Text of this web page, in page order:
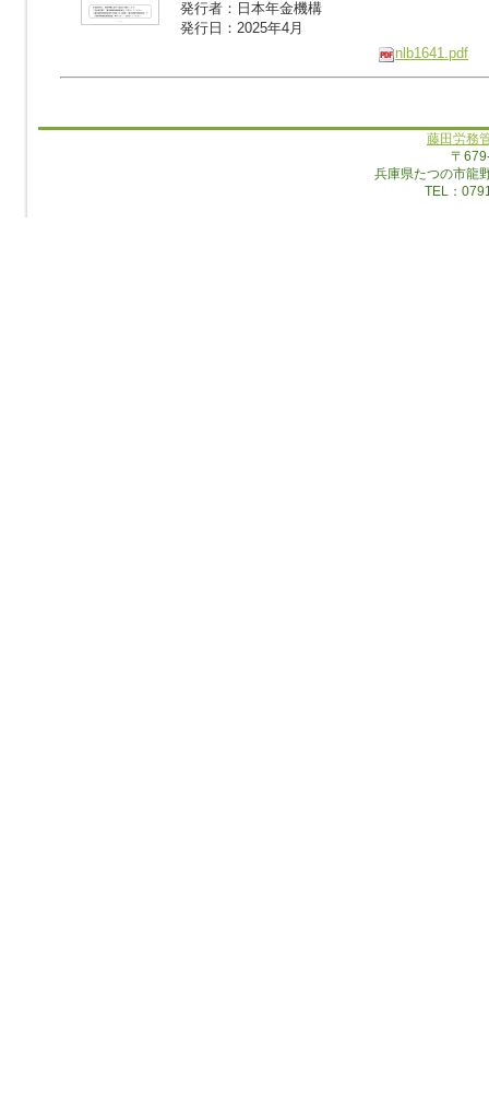
発行者：日本年金機構
発行日：2025年4月
nlb1641.pdf
藤田労務
〒
兵庫県たつの市龍
TEL：